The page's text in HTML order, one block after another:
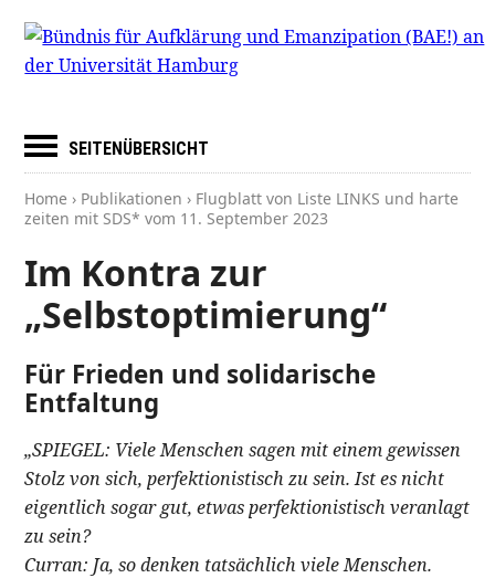
SEITENÜBERSICHT
Home › Publikationen › Flugblatt von Liste LINKS und harte
zeiten mit SDS* vom 11. September 2023
Im Kontra zur
„Selbstoptimierung“
Für Frieden und solidarische
Entfaltung
„SPIEGEL: Viele Menschen sagen mit einem gewissen
Stolz von sich, perfektionistisch zu sein. Ist es nicht
eigentlich sogar gut, etwas perfektionistisch veranlagt
zu sein?
Curran: Ja, so denken tatsächlich viele Menschen.